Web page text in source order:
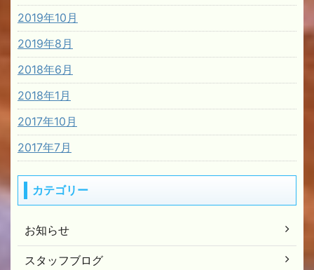
2019年10月
2019年8月
2018年6月
2018年1月
2017年10月
2017年7月
カテゴリー
お知らせ
スタッフブログ